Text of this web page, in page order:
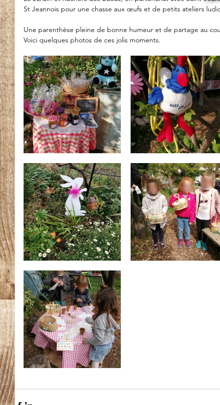
St Jeannois pour une chasse aux œufs et de petits ateliers
Une parenthèse pleine de bonne humeur et de partage au
Voici quelques photos de ces jolis moments.